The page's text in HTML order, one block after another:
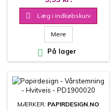
 Læg i indkøbskurv
Mere
 På lager
MÆRKER: PAPIRDESIGN.NO